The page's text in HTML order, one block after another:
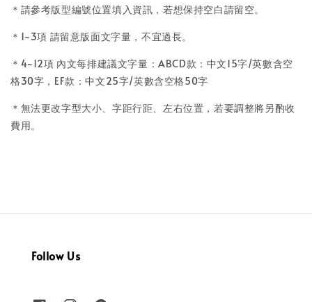
＊請參考版型編號位置填入資訊，若想保持空白請留空。
＊1~3項 請留意版面文字量，不宜過長。
＊4~12項 內文每排建議文字量：ABCD款：中文15字/英數含空
格30字， EF款：中文25字/英數含空格50字
＊無法更改字型大小、字距行距、左右位置，若要調整將另酌收
費用。
Follow Us